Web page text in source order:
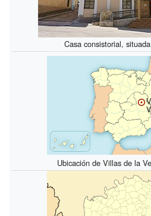
Casa consistorial,
Ubicación de Villas de la